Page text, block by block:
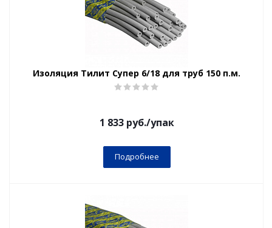
Изоляция Тилит Супер 6/18 для труб 150 п.м.
1 833руб./упак
Подробнее